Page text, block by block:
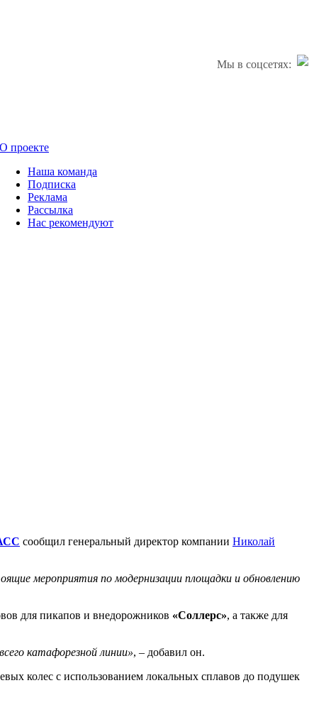
Мы в соцсетях:
О проекте
Наша команда
Подписка
Реклама
Рассылка
Нас рекомендуют
сообщил генеральный директор компании Николай
мероприятия по модернизации площадки и обновлению
для пикапов и внедорожников «Соллерс», а также для
катафорезной линии», – добавил он.
колес с использованием локальных сплавов до подушек